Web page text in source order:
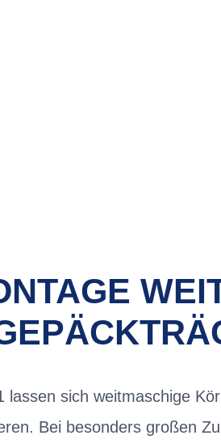
lassen sich weitmaschige
Bei besonders großen